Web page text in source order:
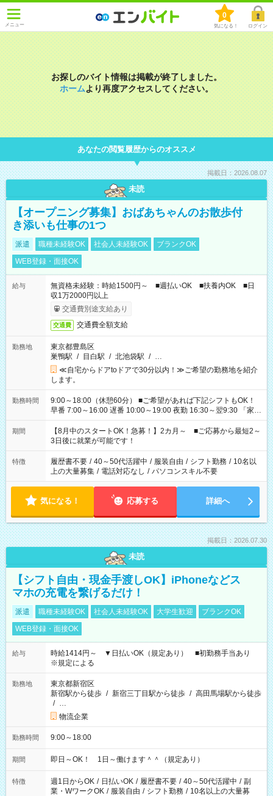
メニュー
0
気になる！ ログイン
お探しのバイト情報は掲載が終了しました。
ホームより再度アクセスしてください。
あなたの閲覧履歴からのオススメ
掲載日：2026.08.07
未読
【オープニング募集】おばあちゃんのお散歩付
き添いも仕事の1つ
派遣 職種未経験OK 社会人未経験OK
ブランクOK
WEB登録・面接OK
給与
無資格未経験：時給1500円～ ■週払いOK ■扶養内OK ■日
収1万2000円以上
交通費別途支給あり
交通費 交通費全額支給
勤務地
東京都豊島区
巣鴨駅 / 目白駅 / 北池袋駅 / …
≪自宅からドアtoドアで30分以内！≫ご希望の勤務地を紹介
します。
勤務時間
9:00～18:00（休憩60分） ■ご希望があれば下記シフトもOK！
早番 7:00～16:00 遅番 10:00～19:00 夜勤 16:30～翌9:30 「家族
と休みを合わせたい」 「余裕を持って夕飯の準備がしたい」
「できれば残業はしたくない」 など、ご希望を教えてください
ね。 ※Wワーク希望の方へ 今ご覧のお仕事で希望する勤務時間
と、もう1つのお仕事の勤務時間。 合計で週40時間を超える場
合は応募できません。
期間
【8月中のスタートOK！急募！】2カ月～ ■ご応募から最短2～
3日後に就業が可能です！
特徴 履歴書不要 / 40～50代活躍中 / 服装自由 / シフト勤務 / 10名以
上の大量募集 / 電話対応なし / パソコンスキル不要
気になる！ 応募する 詳細へ
掲載日：2026.07.30
未読
【シフト自由・現金手渡しOK】iPhoneなどス
マホの充電を繋げるだけ！
派遣 職種未経験OK 社会人未経験OK 大学生歓迎
ブランクOK
WEB登録・面接OK
給与
時給1414円～ ▼日払いOK（規定あり） ■初勤務手当あり
※規定による
勤務地
東京都新宿区
新宿駅から徒歩 / 新宿三丁目駅から徒歩 / 高田馬場駅から徒歩
/ …
物流企業
勤務時間 9:00～18:00
期間 即日～OK！ 1日～働けます＾＾（規定あり）
特徴 週1日からOK / 日払いOK / 履歴書不要 / 40～50代活躍中 / 副
業・WワークOK / 服装自由 / シフト勤務 / 10名以上の大量募